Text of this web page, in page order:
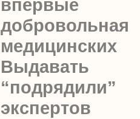
Выдавать
экспертов